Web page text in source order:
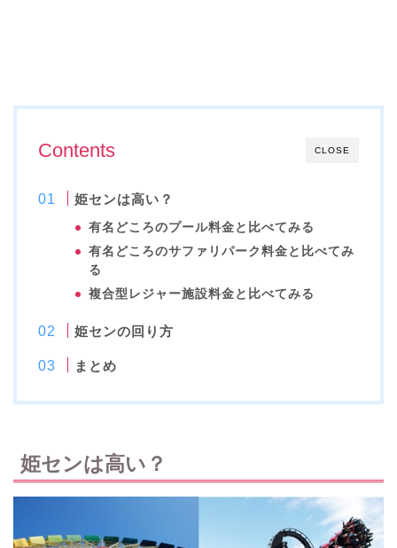
CLOSE
Contents
姫センは高い？
有名どころのプール料金と比べてみる
有名どころのサファリパーク料金と比べてみ
る
複合型レジャー施設料金と比べてみる
姫センの回り方
まとめ
姫センは高い？